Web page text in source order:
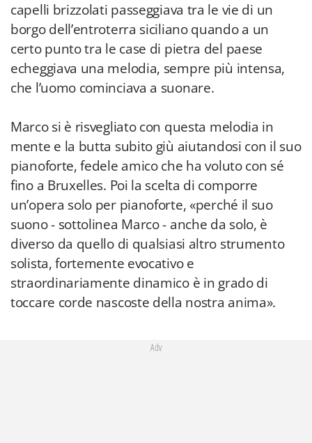
capelli brizzolati passeggiava tra le vie di un
borgo dell’entroterra siciliano quando a un
certo punto tra le case di pietra del paese
echeggiava una melodia, sempre più intensa,
che l’uomo cominciava a suonare.
Marco si è risvegliato con questa melodia in
mente e la butta subito giù aiutandosi con il suo
pianoforte, fedele amico che ha voluto con sé
fino a Bruxelles. Poi la scelta di comporre
un’opera solo per pianoforte, «perché il suo
suono - sottolinea Marco - anche da solo, è
diverso da quello di qualsiasi altro strumento
solista, fortemente evocativo e
straordinariamente dinamico è in grado di
toccare corde nascoste della nostra anima».
Adv